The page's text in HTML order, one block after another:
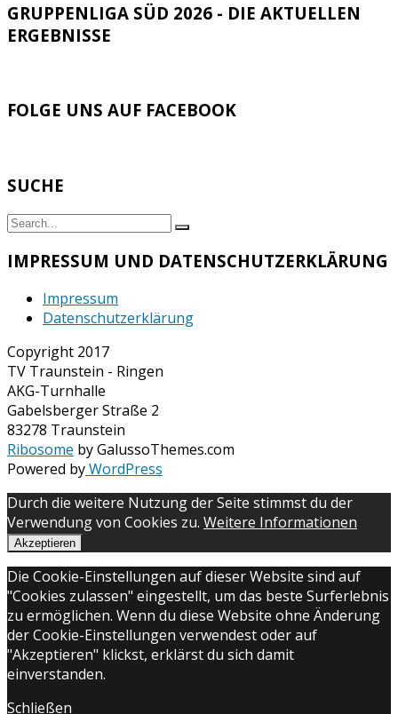
GRUPPENLIGA SÜD 2026 - DIE AKTUELLEN
ERGEBNISSE
FOLGE UNS AUF FACEBOOK
SUCHE
Search
Search
IMPRESSUM UND DATENSCHUTZERKLÄRUNG
Impressum
Datenschutzerklärung
Copyright 2017
TV Traunstein - Ringen
AKG-Turnhalle
Gabelsberger Straße 2
83278 Traunstein
Ribosome by GalussoThemes.com
Powered byWordPress
Durch die weitere Nutzung der Seite stimmst du der
Verwendung von Cookies zu. Weitere Informationen
Akzeptieren
Die Cookie-Einstellungen auf dieser Website sind auf
"Cookies zulassen" eingestellt, um das beste Surferlebnis
zu ermöglichen. Wenn du diese Website ohne Änderung
der Cookie-Einstellungen verwendest oder auf
"Akzeptieren" klickst, erklärst du sich damit
einverstanden.
Schließen